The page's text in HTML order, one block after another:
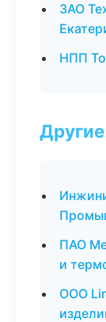
ЗАО
НПП
ПАО
и
ООО